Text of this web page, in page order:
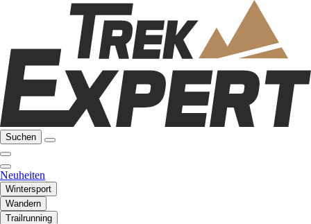
Suchen
Neuheiten
Wintersport
Wandern
Trailrunning